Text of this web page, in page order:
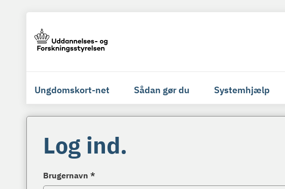
Ungdomskort-net Sådan gør du Systemhjælp
Log ind.
Brugernavn *